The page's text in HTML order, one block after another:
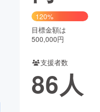
CAMPFIRE Creation
コミュニティ
120%
目標金額は
500,000円
支援者数
86人